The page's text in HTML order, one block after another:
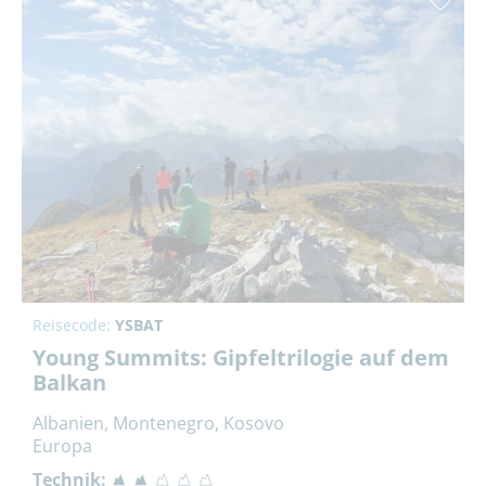
Reisecode: YSBAT
Young Summits: Gipfeltrilogie auf dem
Balkan
Albanien, Montenegro, Kosovo
Europa
Technik: